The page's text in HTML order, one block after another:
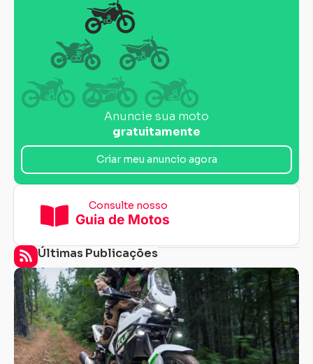
Anuncie sua moto
gratuitamente
Criar meu anuncio agora
Consulte nosso
Guia de Motos
Últimas Publicações